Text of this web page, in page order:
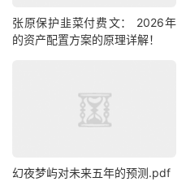
张原保护韭菜‮费付‬文： 2026年
的资产配置方案的原理详解！
幻夜梦屿对未来五年的预测.pdf